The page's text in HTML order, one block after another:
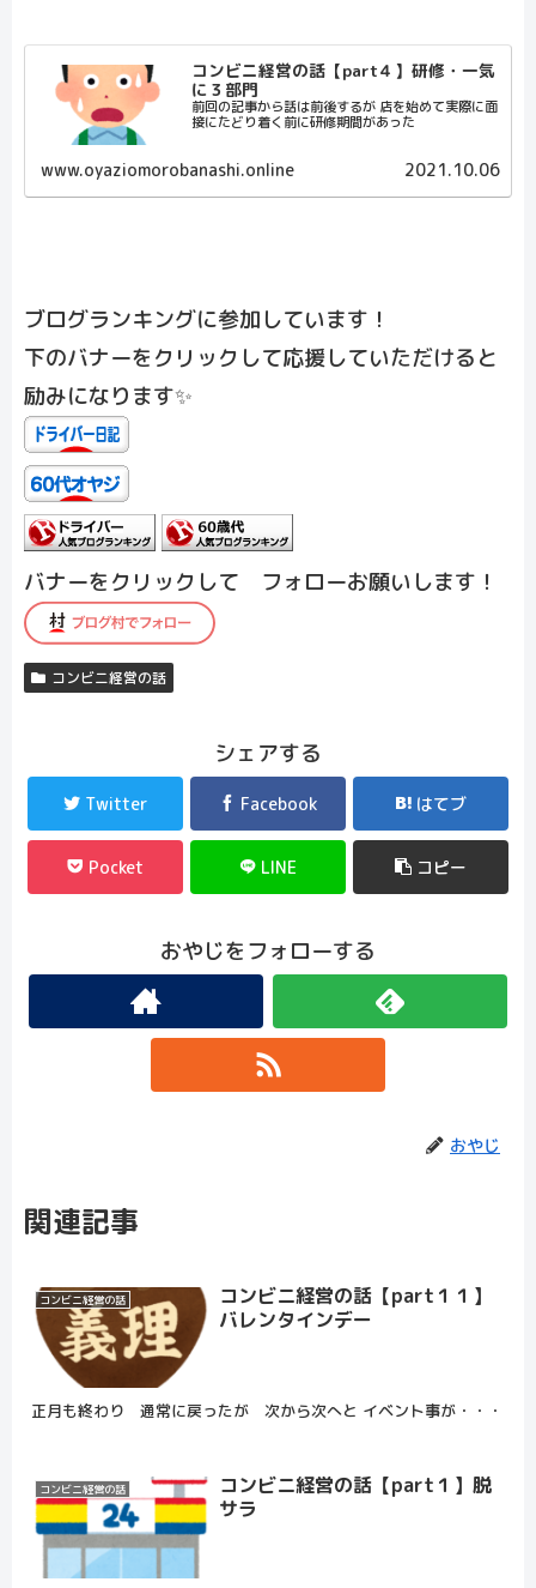
コンビニ経営の話【part４】研修・一気
に３部門
前回の記事から話は前後するが 店を始めて実際に面
接にたどり着く前に研修期間があった
www.oyaziomorobanashi.online 2021.10.06
ブログランキングに参加しています！
下のバナーをクリックして応援していただけると
励みになります✨
バナーをクリックして フォローお願いします！
コンビニ経営の話
シェアする
Twitter Facebook はてブ
Pocket LINE コピー
おやじをフォローする
おやじ
関連記事
コンビニ経営の話
コンビニ経営の話【part１１】
バレンタインデー
正月も終わり 通常に戻ったが 次から次へと イベント事が・・・
コンビニ経営の話
コンビニ経営の話【part１】脱
サラ